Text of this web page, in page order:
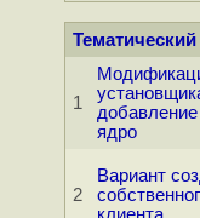
Тематический
1
ядро
2
Вариант